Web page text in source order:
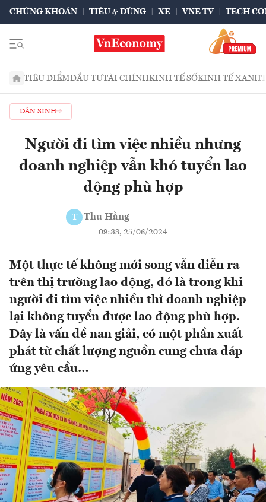
CHỨNG KHOÁN TIÊU & DÙNG XE VNE TV TECH
TIÊU ĐIỂMĐẦU TƯTÀI CHÍNHKINH TẾ SỐKINH TẾ XANH
DÂN SINH
Người đi tìm việc nhiều nhưng
doanh nghiệp vẫn khó tuyển lao
động phù hợp
T Thu Hằng
09:38, 25/06/2024
Một thực tế không mới song vẫn diễn ra
trên thị trường lao động, đó là trong khi
người đi tìm việc nhiều thì doanh nghiệp
lại không tuyển được lao động phù hợp.
Đây là vấn đề nan giải, có một phần xuất
phát từ chất lượng nguồn cung chưa đáp
ứng yêu cầu…